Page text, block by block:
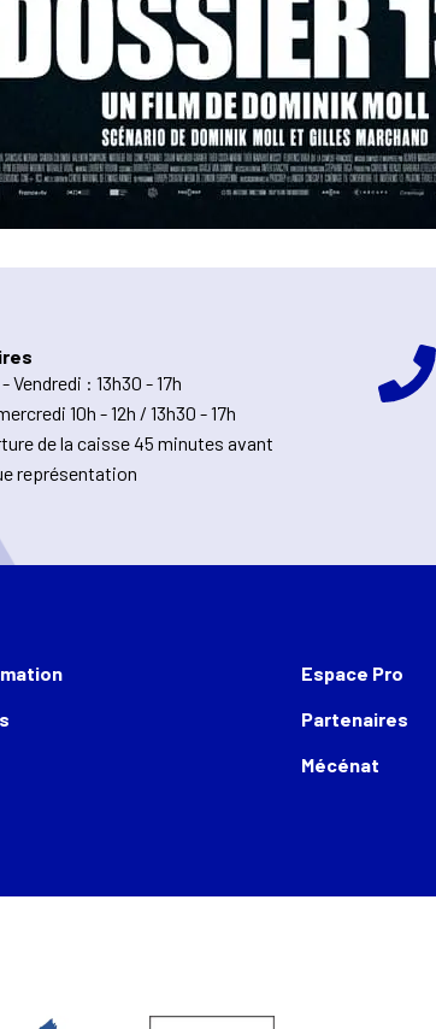
Vendredi : 13h30 - 17h
10h - 12h / 13h30 - 17h
de la caisse 45 minutes avant
représentation
Espace Pro
Partenaires
Mécénat